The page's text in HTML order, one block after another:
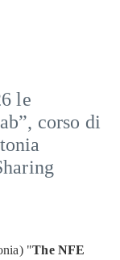
le
corso di
"The NFE